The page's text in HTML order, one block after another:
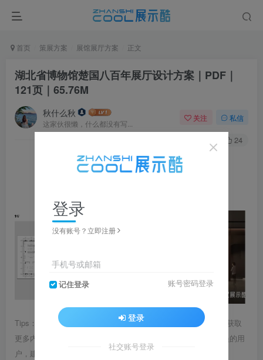
首页 策展方案 展馆展厅方案 正文
湖北省博物馆楚国八百年展厅设计方案｜PDF｜
121页｜65.76M
秋什么秋
这家伙很懒，什么都没有写...
关注 私信
24
Tips：1.内容图片或视频可能会有压缩，若文章提供下载服务，获取
更多内容（无展示酷水印）可在下方下载； 2.没有百度网盘会员的用
户，建议用123云盘可获得更快的下载速度。
登录
没有账号？立即注册
手机号或邮箱
记住登录 账号密码登录
登录
社交账号登录